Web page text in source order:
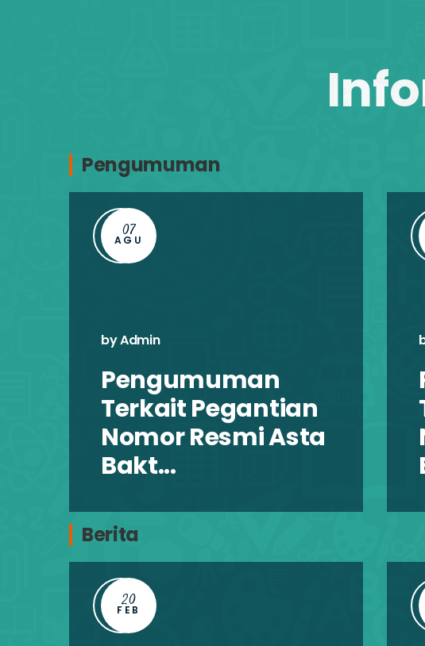
Pengumuman
07
AGU
by Admin
Pengumuman
Terkait Pegantian
Nomor Resmi Asta
Bakt...
Berita
20
FEB